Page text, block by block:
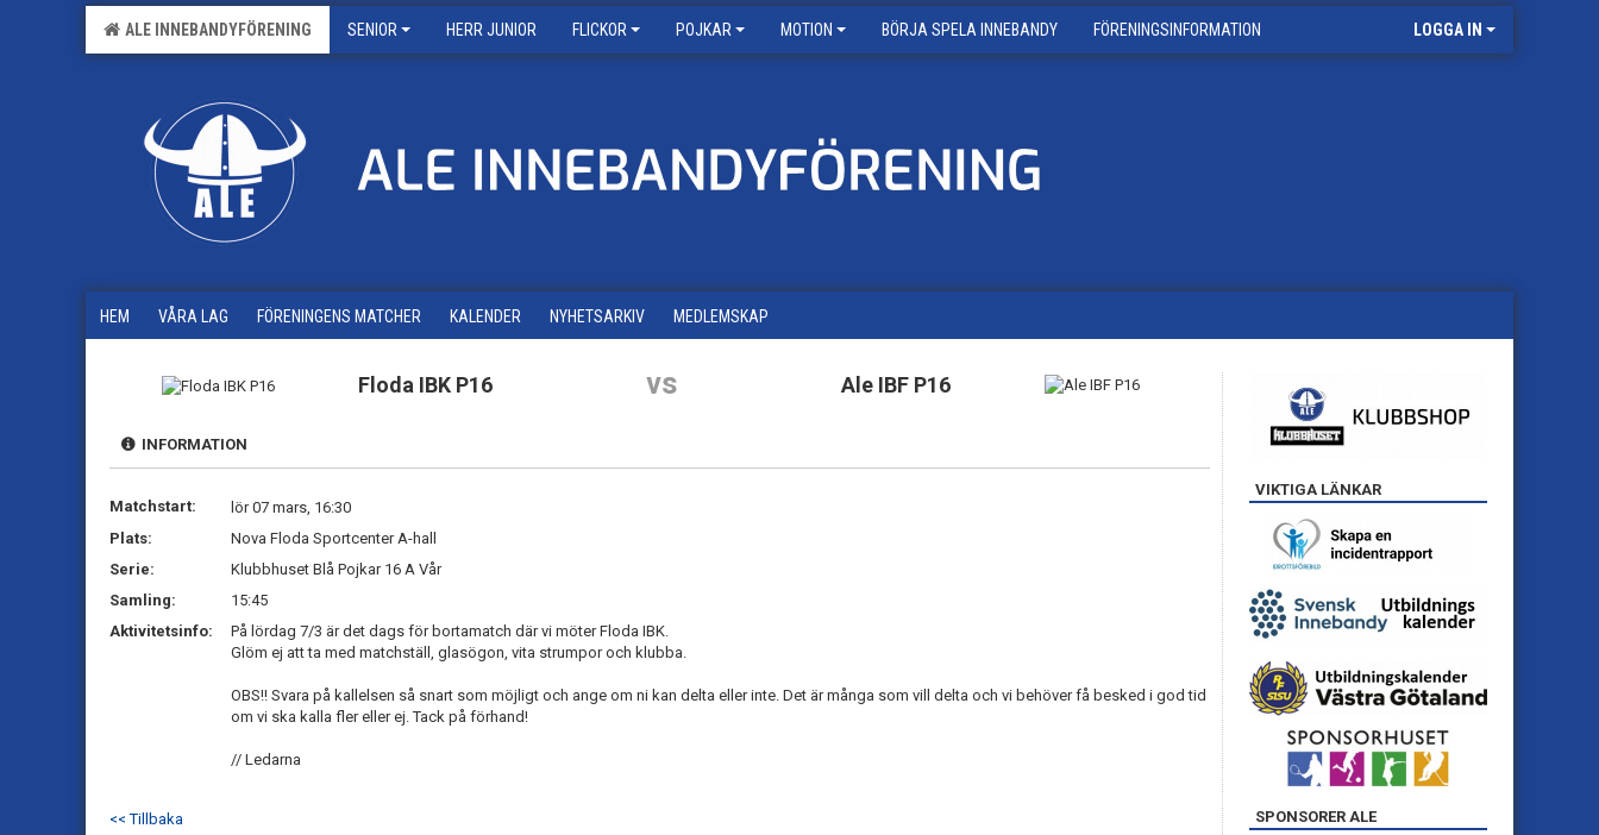
ALE INNEBANDYFÖRENING SENIOR HERR JUNIOR FLICKOR POJKAR MOTION BÖRJA SPELA INNEBANDY FÖRENINGSINFORMATION LOGGA IN
HEM VÅRA LAG FÖRENINGENS MATCHER KALENDER NYHETSARKIV MEDLEMSKAP
Floda IBK P16 vs Ale IBF P16
INFORMATION
Matchstart:
lör 07 mars, 16:30
Plats:
Nova Floda Sportcenter A-hall
Serie:
Klubbhuset Blå Pojkar 16 A Vår
Samling:
15:45
Aktivitetsinfo:
På lördag 7/3 är det dags för bortamatch där vi möter Floda IBK.
Glöm ej att ta med matchställ, glasögon, vita strumpor och klubba.
OBS!! Svara på kallelsen så snart som möjligt och ange om ni kan delta eller inte. Det är många som vill delta och vi behöver få besked i god tid
om vi ska kalla fler eller ej. Tack på förhand!
// Ledarna
<< Tillbaka
VIKTIGA LÄNKAR
SPONSORER ALE